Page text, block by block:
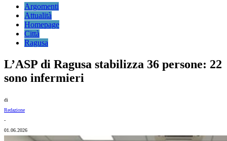
Argomenti
Attualità
Homepage
Città
Ragusa
L’ASP di Ragusa stabilizza 36 persone: 22
sono infermieri
di
Redazione
-
01.06.2026